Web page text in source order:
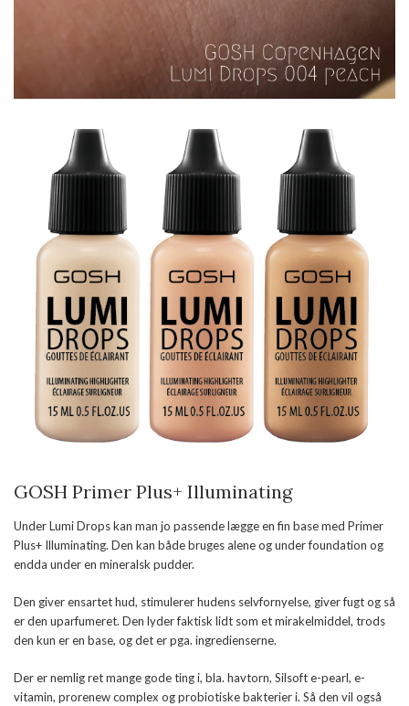
GOSH Primer Plus+ Illuminating
Under Lumi Drops kan man jo passende lægge en fin base med Primer
Plus+ Illuminating. Den kan både bruges alene og under foundation og
endda under en mineralsk pudder.
Den giver ensartet hud, stimulerer hudens selvfornyelse, giver fugt og så
er den uparfumeret. Den lyder faktisk lidt som et mirakelmiddel, trods
den kun er en base, og det er pga. ingredienserne.
Der er nemlig ret mange gode ting i, bla. havtorn, Silsoft e-pearl, e-
vitamin, prorenew complex og probiotiske bakterier i. Så den vil også